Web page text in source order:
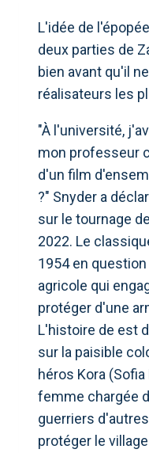
L'idée de
deux parties de
bien avant qu'il
réalisateurs les
"À l'université,
mon professeur
d'un film
?" Snyder a
sur le tournage
2022. Le
1954 en
agricole qui
protéger d'une
L'histoire de est
sur la paisible
héros Kora
femme chargée
guerriers
protéger le